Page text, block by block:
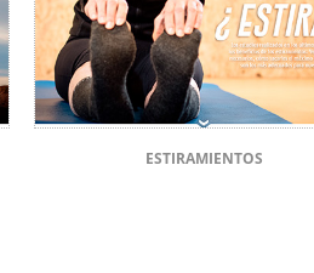
ESTIRAMIENTOS